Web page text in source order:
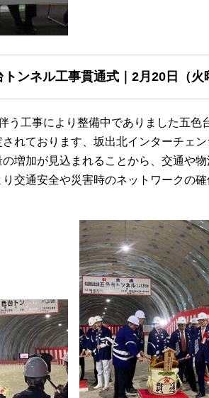
ンネル工事貫通式｜2月20日（火
う工事により整備中でありました五色
れております、坂出北インターチェ
増加が見込まれることから、交通や
り交通安全や災害時のネットワークの